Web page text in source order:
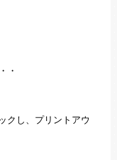
・
クし、プリントアウ